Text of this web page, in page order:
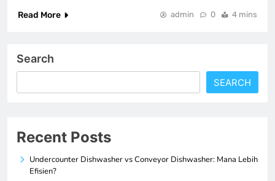
Read More
admin 0 4 mins
Search
SEARCH
Recent Posts
Undercounter Dishwasher vs Conveyor Dishwasher: Mana Lebih
Efisien?